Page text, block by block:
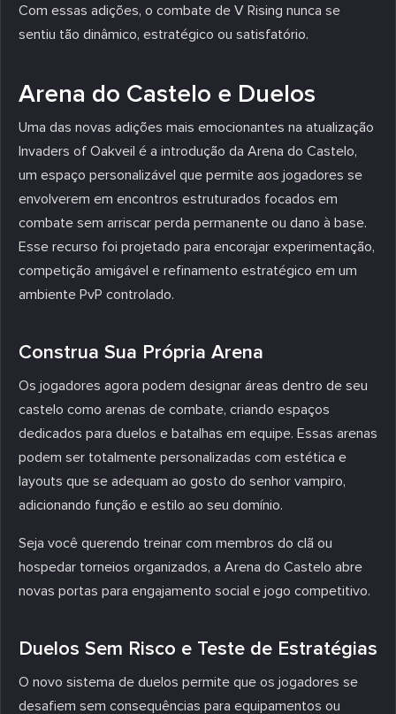
Com essas adições, o combate de V Rising nunca se
sentiu tão dinâmico, estratégico ou satisfatório.
Arena do Castelo e Duelos
Uma das novas adições mais emocionantes na atualização
Invaders of Oakveil é a introdução da Arena do Castelo,
um espaço personalizável que permite aos jogadores se
envolverem em encontros estruturados focados em
combate sem arriscar perda permanente ou dano à base.
Esse recurso foi projetado para encorajar experimentação,
competição amigável e refinamento estratégico em um
ambiente PvP controlado.
Construa Sua Própria Arena
Os jogadores agora podem designar áreas dentro de seu
castelo como arenas de combate, criando espaços
dedicados para duelos e batalhas em equipe. Essas arenas
podem ser totalmente personalizadas com estética e
layouts que se adequam ao gosto do senhor vampiro,
adicionando função e estilo ao seu domínio.
Seja você querendo treinar com membros do clã ou
hospedar torneios organizados, a Arena do Castelo abre
novas portas para engajamento social e jogo competitivo.
Duelos Sem Risco e Teste de Estratégias
O novo sistema de duelos permite que os jogadores se
desafiem sem consequências para equipamentos ou